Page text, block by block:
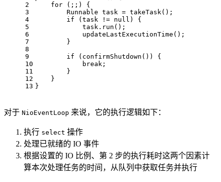
2
3
4
5
6
7
8
9
10
11
12
13
for (;;) {
        Runnable task = takeTask();
if (task != null ) {
            task.run();
            updateLastExecutionTime();
        }
if (confirmShutdown()) {
break ;
        }
    }
}
对于 NioEventLoop 来说，它的执行逻辑如下：
执行 select 操作
处理已就绪的 IO 事件
根据设置的 IO 比例、第 2 步的执行耗时这两个因素计
算本次处理任务的时间，从队列中获取任务并执行